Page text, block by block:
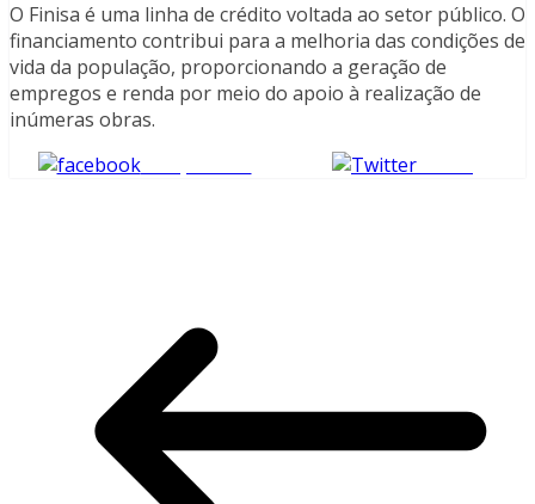
O Finisa é uma linha de crédito voltada ao setor público. O
financiamento contribui para a melhoria das condições de
vida da população, proporcionando a geração de
empregos e renda por meio do apoio à realização de
inúmeras obras.​
Compartilhe